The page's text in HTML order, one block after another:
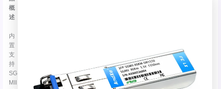
概
述
内
置
支
持
SG
MII